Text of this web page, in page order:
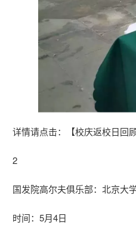
详情请点击： 【校庆返校日
2
国发院高尔夫俱乐部：北京大学
时间：5月4日